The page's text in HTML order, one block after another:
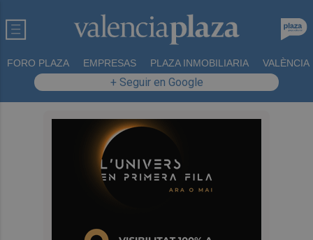
FORO PLAZA EMPRESAS PLAZA INMOBILIARIA VALÈNCIA
+ Seguir en Google